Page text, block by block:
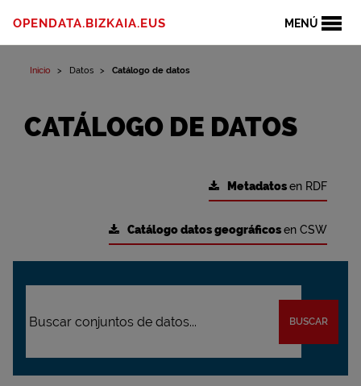
MENÚ
OPENDATA.BIZKAIA.EUS
Inicio Datos Catálogo de datos
CATÁLOGO DE DATOS
Metadatosen RDF
Catálogo datos geográficosen CSW
BUSCAR